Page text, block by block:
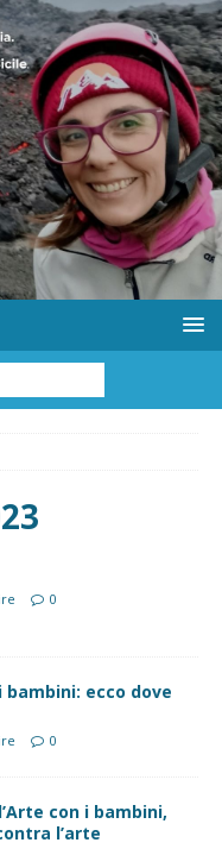
0
bambini: ecco dove
0
con i bambini,
l’arte